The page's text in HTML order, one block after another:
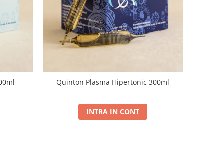
Quinton Plasma Hipertonic 300ml
INTRA IN CONT